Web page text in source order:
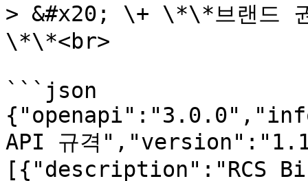
> &#x20; \+ \*\*브랜드 권
\*\*<br>
```json
API 규격
[{"description":"RCS